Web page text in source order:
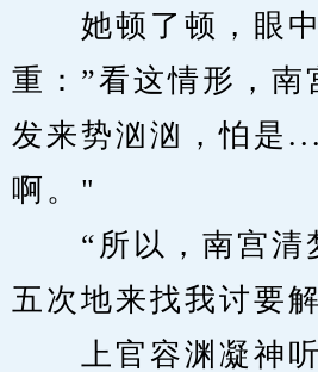
她顿了顿，眼中
重：”看这情形，南
发来势汹汹，怕是
啊。"
“所以，南宫清
五次地来找我讨要
上官容渊凝神听